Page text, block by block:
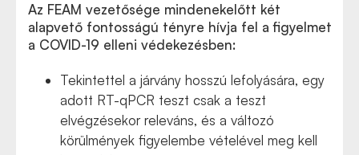
Az FEAM vezetősége mindenekelőtt két
alapvető fontosságú tényre hívja fel a figyelmet
a COVID-19 elleni védekezésben:
Tekintettel a járvány hosszú lefolyására, egy
adott RT-qPCR teszt csak a teszt
elvégzésekor releváns, és a változó
körülmények figyelembe vételével meg kell